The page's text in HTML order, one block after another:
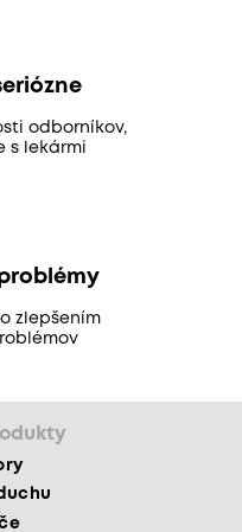
odborníkov,
s lekármi
zlepšením